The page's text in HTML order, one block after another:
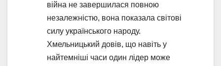
війна не завершилася повною
незалежністю, вона показала світові
силу українського народу.
Хмельницький довів, що навіть у
найтемніші часи один лідер може